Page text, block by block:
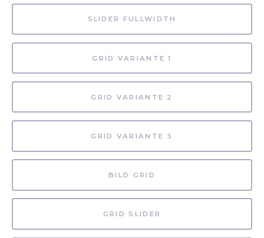
SLIDER FULLWIDTH
GRID VARIANTE 1
GRID VARIANTE 2
GRID VARIANTE 3
BILD GRID
GRID SLIDER